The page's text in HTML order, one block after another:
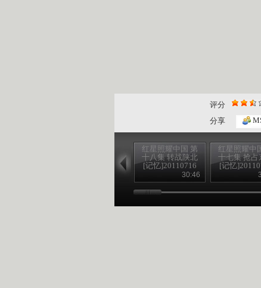
评分
分享
红星照耀中国 第
十八集 转战陕北
[记忆]20110716
30:46
红星照耀中
十七集 抢占
[记忆